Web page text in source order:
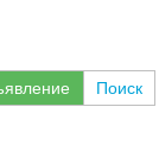
Поиск